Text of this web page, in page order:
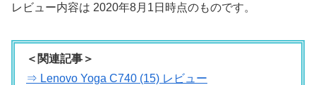
レビュー内容は 2020年8月1日時点のものです。
＜関連記事＞
⇒ Lenovo Yoga C740 (15) レビュー